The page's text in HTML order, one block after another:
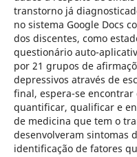
transtorno já
no sistema Google Docs
dos discentes, como
questionário auto-
por 21 grupos de
depressivos através de
final, espera-se
quantificar, qualificar e
de medicina que tem o
desenvolveram sintomas
identificação de fatores